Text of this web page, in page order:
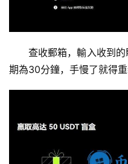
查收郵箱，輸入收到
期為30分鐘，手慢了就得重